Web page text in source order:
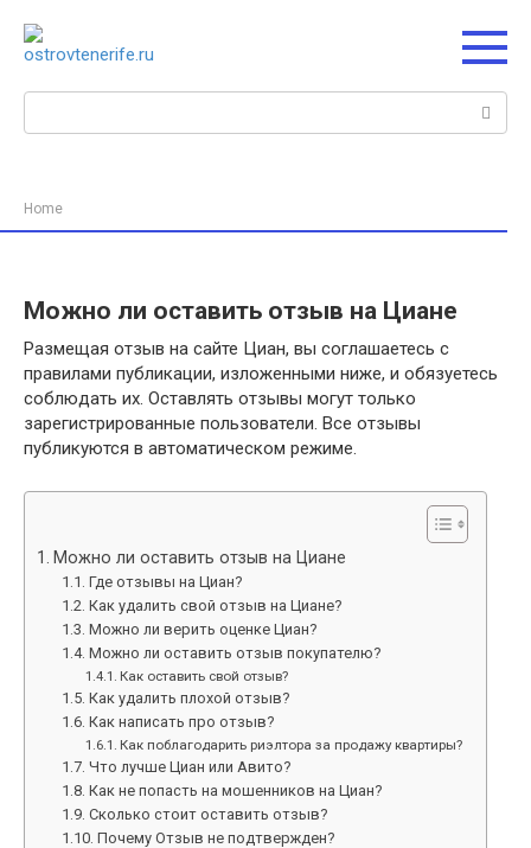
контенту
Поиск:
Home
Можно ли оставить отзыв на Циане
Размещая отзыв на сайте Циан, вы соглашаетесь с
правилами публикации, изложенными ниже, и обязуетесь
соблюдать их. Оставлять отзывы могут только
зарегистрированные пользователи. Все отзывы
публикуются в автоматическом режиме.
Можно ли оставить отзыв на Циане
Где отзывы на Циан?
Как удалить свой отзыв на Циане?
Можно ли верить оценке Циан?
Можно ли оставить отзыв покупателю?
Как оставить свой отзыв?
Как удалить плохой отзыв?
Как написать про отзыв?
Как поблагодарить риэлтора за продажу квартиры?
Что лучше Циан или Авито?
Как не попасть на мошенников на Циан?
Сколько стоит оставить отзыв?
Почему Отзыв не подтвержден?